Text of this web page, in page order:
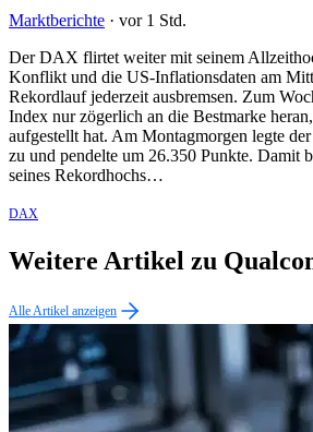
Marktberichte · vor 1 Std.
Der DAX flirtet weiter mit seinem
Konflikt und die US-Inflationsdaten am
Rekordlauf jederzeit ausbremsen. Zum
Index nur zögerlich an die Bestmarke
aufgestellt hat. Am Montagmorgen legte
zu und pendelte um 26.350 Punkte. Damit
seines Rekordhochs…
DAX
Weitere Artikel zu
Alle Artikel anzeigen